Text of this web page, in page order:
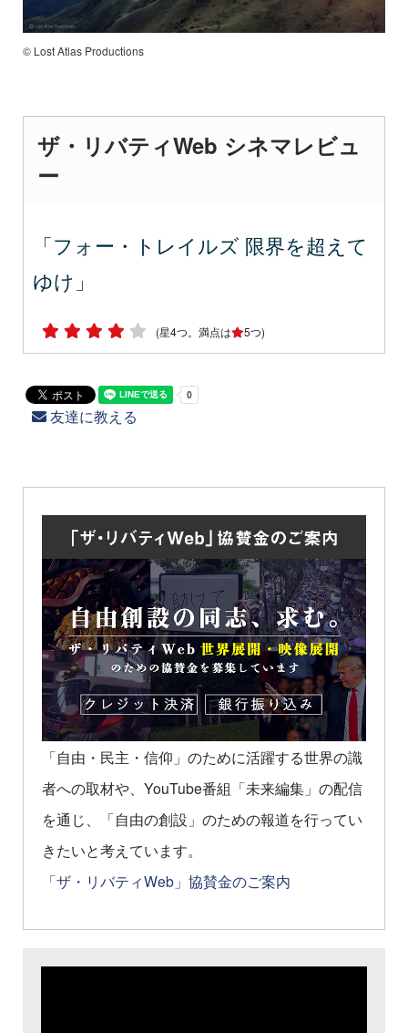
© Lost Atlas Productions
ザ・リバティWeb シネマレビュ
ー
「フォー・トレイルズ 限界を超えて
ゆけ」
(星4つ。満点は 5つ)
友達に教える
「自由・民主・信仰」のために活躍する世界の識
者への取材や、YouTube番組「未来編集」の配信
を通じ、「自由の創設」のための報道を行ってい
きたいと考えています。
「ザ・リバティWeb」協賛金のご案内